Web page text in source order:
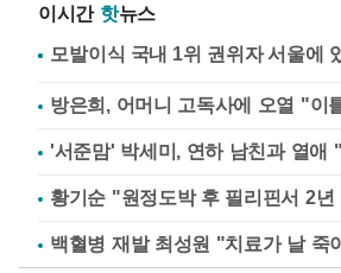
이시간 핫뉴스
방은희, 어머니 고독사에 오열 "이
'서준맘' 박세미, 연하 남친과 열애
황기순 "원정도박 후 필리핀서 2년
백혈병 재발 최성원 "치료가 날 죽